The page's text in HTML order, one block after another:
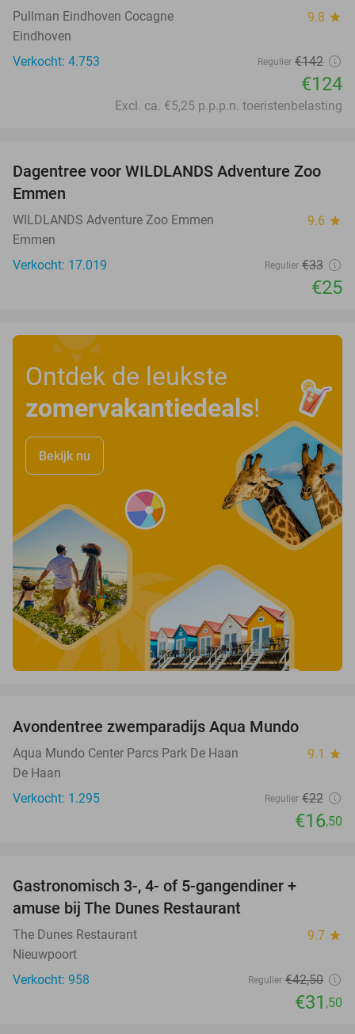
Pullman Eindhoven Cocagne 9.8 star
Eindhoven
Verkocht: 4.753
Regulier €142
€124
Excl. ca. €5,25 p.p.p.n. toeristenbelasting
24%
Dagentree voor WILDLANDS Adventure Zoo
Emmen
WILDLANDS Adventure Zoo Emmen 9.6 star
Emmen
Verkocht: 17.019
Regulier €33
€25
Ontdek de leukste
zomervakantiedeals!
Bekijk nu
Avondentree zwemparadijs Aqua Mundo
Aqua Mundo Center Parcs Park De Haan 9.1 star
De Haan
Verkocht: 1.295
Regulier €22
€16,50
Gastronomisch 3-, 4- of 5-gangendiner +
amuse bij The Dunes Restaurant
The Dunes Restaurant 9.7 star
Nieuwpoort
Verkocht: 958
Regulier €42,50
€31 ,50